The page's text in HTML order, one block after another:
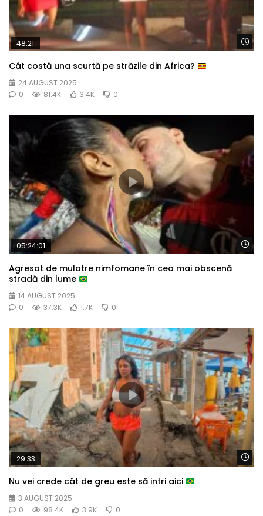
48:21
Cât costă una scurtă pe străzile din Africa?
24 AUGUST 2025
0
81.4K 3.4K 0
05:24:01
Agresat de mulatre nimfomane în cea mai obscenă
stradă din lume
14 AUGUST 2025
0
37.3K 1.7K 0
29:33
Nu vei crede cât de greu este să intri aici
3 AUGUST 2025
0
98.4K 3.9K 0